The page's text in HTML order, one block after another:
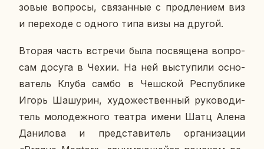
зо­вые во­про­сы, свя­зан­ные с про­дле­ни­ем виз
и пе­ре­хо­де с одного типа визы на другой.
Вторая часть встре­чи была по­свя­ще­на во­про­
сам досуга в Чехии. На ней вы­сту­пи­ли ос­но­
ва­тель Клуба самбо в Чеш­ской Рес­пуб­ли­ке
Игорь Ша­шу­рин, ху­до­же­ствен­ный ру­ко­во­ди­
тель мо­ло­деж­но­го театра имени Шатц Алена
Да­ни­ло­ва и пред­ста­ви­тель ор­га­ни­за­ции